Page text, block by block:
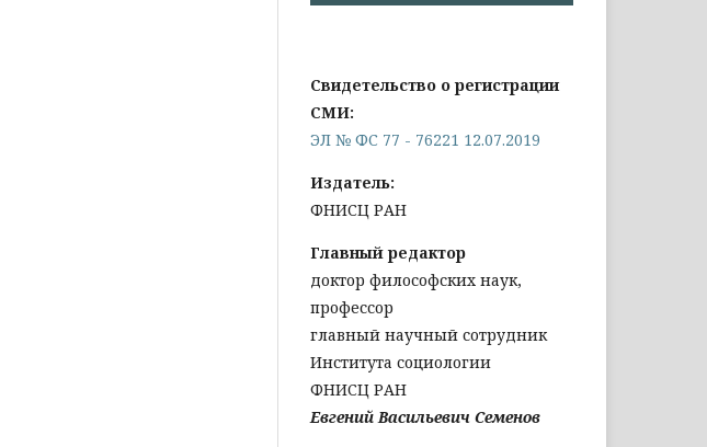
Свидетельство о регистрации
СМИ:
ЭЛ № ФС 77 - 76221 12.07.2019
Издатель:
ФНИСЦ РАН
Главный редактор
доктор философских наук,
профессор
главный научный сотрудник
Института социологии
ФНИСЦ РАН
Евгений Васильевич Семенов